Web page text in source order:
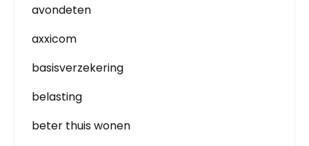
avondeten
axxicom
basisverzekering
belasting
beter thuis wonen